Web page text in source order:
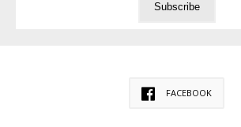
FACEBOOK